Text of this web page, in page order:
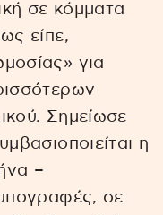
σε κόμματα
είπε,
για
Σημείωσε
η
–
σε